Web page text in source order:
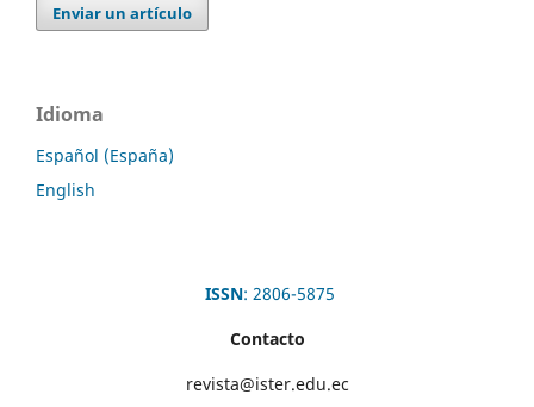
Enviar un artículo
Idioma
Español (España)
English
ISSN: 2806-5875
Contacto
revista@ister.edu.ec